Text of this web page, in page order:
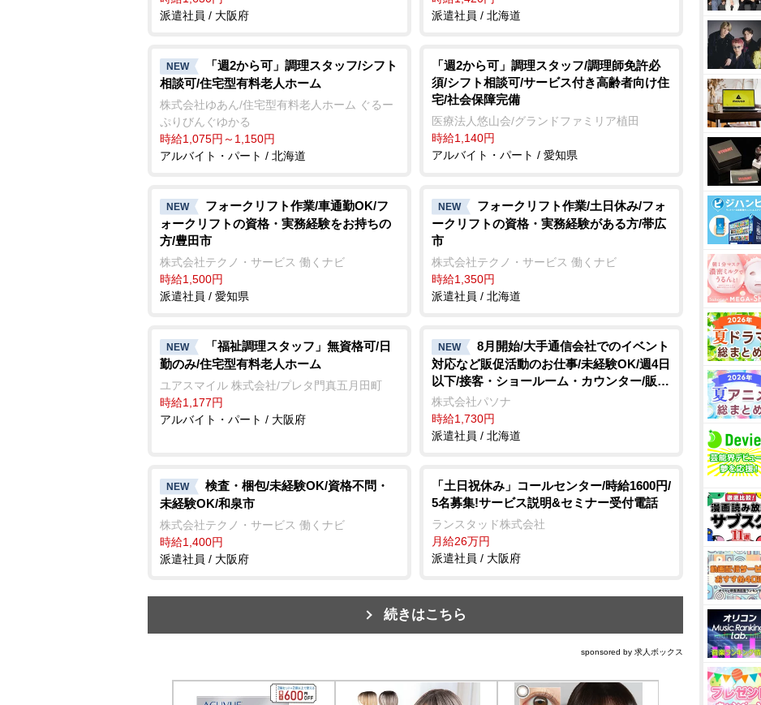
派遣社員 / 大阪府
派遣社員 / 北海道
NEW
「週2から可」調理スタッフ/シフト
相談可/住宅型有料老人ホーム
株式会社ゆあん/住宅型有料老人ホーム ぐるー
ぷりびんぐゆかる
時給1,075円～1,150円
アルバイト・パート / 北海道
「週2から可」調理スタッフ/調理師免許必
須/シフト相談可/サービス付き高齢者向け住
宅/社会保障完備
医療法人悠山会/グランドファミリア植田
時給1,140円
アルバイト・パート / 愛知県
NEW
フォークリフト作業/車通勤OK/フ
ォークリフトの資格・実務経験をお持ちの
方/豊田市
株式会社テクノ・サービス 働くナビ
時給1,500円
派遣社員 / 愛知県
NEW
フォークリフト作業/土日休み/フォ
ークリフトの資格・実務経験がある方/帯広
市
株式会社テクノ・サービス 働くナビ
時給1,350円
派遣社員 / 北海道
NEW
「福祉調理スタッフ」無資格可/日
勤のみ/住宅型有料老人ホーム
ユアスマイル 株式会社/プレタ門真五月田町
時給1,177円
アルバイト・パート / 大阪府
NEW
8月開始/大手通信会社でのイベント
対応など販促活動のお仕事/未経験OK/週4日
以下/接客・ショールーム・カウンター/販売
スタッフ
株式会社パソナ
時給1,730円
派遣社員 / 北海道
NEW
検査・梱包/未経験OK/資格不問・
未経験OK/和泉市
株式会社テクノ・サービス 働くナビ
時給1,400円
派遣社員 / 大阪府
「土日祝休み」コールセンター/時給1600円/
5名募集!サービス説明&セミナー受付電話
ランスタッド株式会社
月給26万円
派遣社員 / 大阪府
続きはこちら
sponsored by 求人ボックス